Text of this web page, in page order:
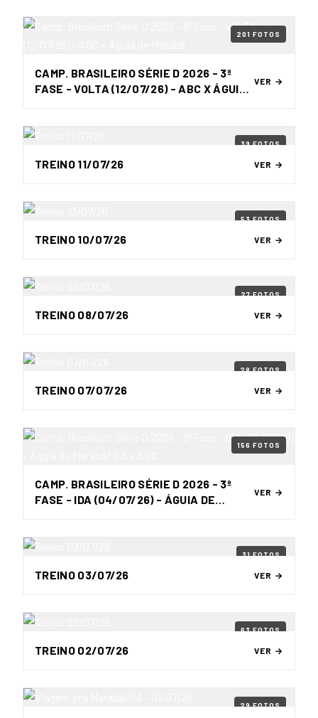
201 FOTOS
CAMP. BRASILEIRO SÉRIE D 2026 - 3ª
FASE - VOLTA (12/07/26) - ABC X ÁGUIA
VER →
39 FOTOS
TREINO 11/07/26 VER →
53 FOTOS
TREINO 10/07/26 VER →
27 FOTOS
TREINO 08/07/26 VER →
28 FOTOS
TREINO 07/07/26 VER →
156 FOTOS
CAMP. BRASILEIRO SÉRIE D 2026 - 3ª
FASE - IDA (04/07/26) - ÁGUIA DE
VER →
31 FOTOS
TREINO 03/07/26 VER →
63 FOTOS
TREINO 02/07/26 VER →
29 FOTOS